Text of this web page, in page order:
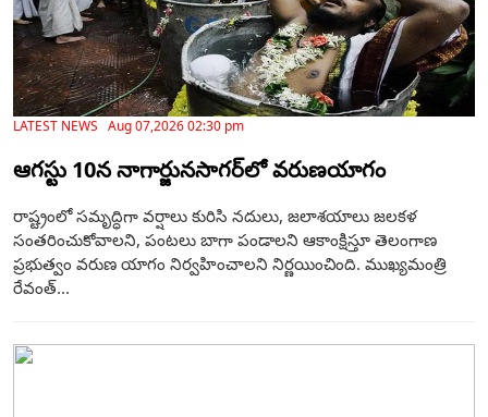
LATEST NEWS Aug 07,2026 02:30 pm
ఆగస్టు 10న నాగార్జునసాగర్‌లో వరుణయాగం
రాష్ట్రంలో సమృద్ధిగా వర్షాలు కురిసి నదులు, జలాశయాలు జలకళ
సంతరించుకోవాలని, పంటలు బాగా పండాలని ఆకాంక్షిస్తూ తెలంగాణ
ప్రభుత్వం వరుణ యాగం నిర్వహించాలని నిర్ణయించింది. ముఖ్యమంత్రి
రేవంత్...